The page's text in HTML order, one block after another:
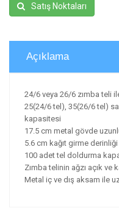
Satış Noktaları
Açıklama
24/6 veya 26/6 zımba teli
25(24/6 tel), 35(26/6 tel)
kapasitesi
17.5 cm metal gövde
5.6 cm kağıt girme derinliği
100 adet tel doldurma
Zımba telinin ağzı açık ve
Metal iç ve dış aksam ile